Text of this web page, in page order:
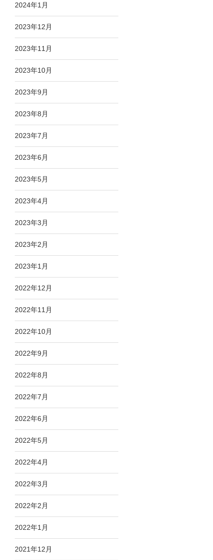
2024年1月
2023年12月
2023年11月
2023年10月
2023年9月
2023年8月
2023年7月
2023年6月
2023年5月
2023年4月
2023年3月
2023年2月
2023年1月
2022年12月
2022年11月
2022年10月
2022年9月
2022年8月
2022年7月
2022年6月
2022年5月
2022年4月
2022年3月
2022年2月
2022年1月
2021年12月